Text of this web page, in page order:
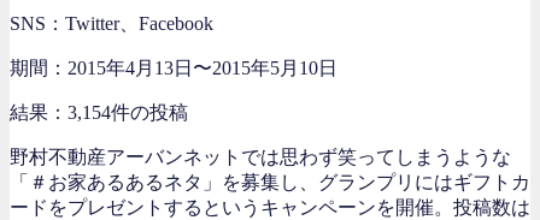
SNS：Twitter、Facebook
期間：2015年4月13日〜2015年5月10日
結果：3,154件の投稿
野村不動産アーバンネットでは思わず笑ってしまうような
「＃お家あるあるネタ」を募集し、グランプリにはギフトカ
ードをプレゼントするというキャンペーンを開催。投稿数は